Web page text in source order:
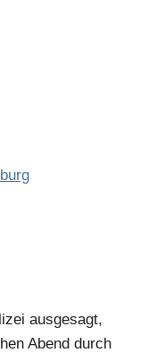
ausgesagt,
Abend durch